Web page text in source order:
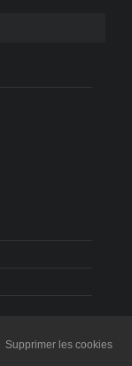
Supprimer les cookies